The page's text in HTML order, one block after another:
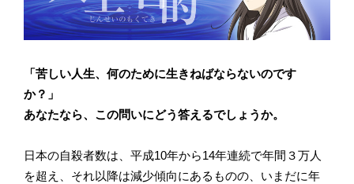
「苦しい人生、何のために生きねばならないのです
か？」
あなたなら、この問いにどう答えるでしょうか。
日本の自殺者数は、平成10年から14年連続で年間３万人
を超え、それ以降は減少傾向にあるものの、いまだに年